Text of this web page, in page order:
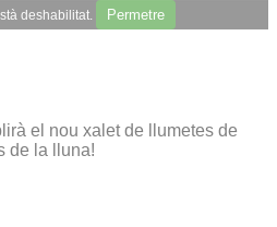
deshabilitat. Permetre
el nou xalet de llumetes de
de la lluna!